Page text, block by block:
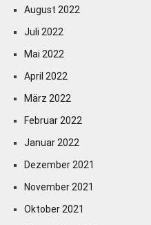
August 2022
Juli 2022
Mai 2022
April 2022
März 2022
Februar 2022
Januar 2022
Dezember 2021
November 2021
Oktober 2021